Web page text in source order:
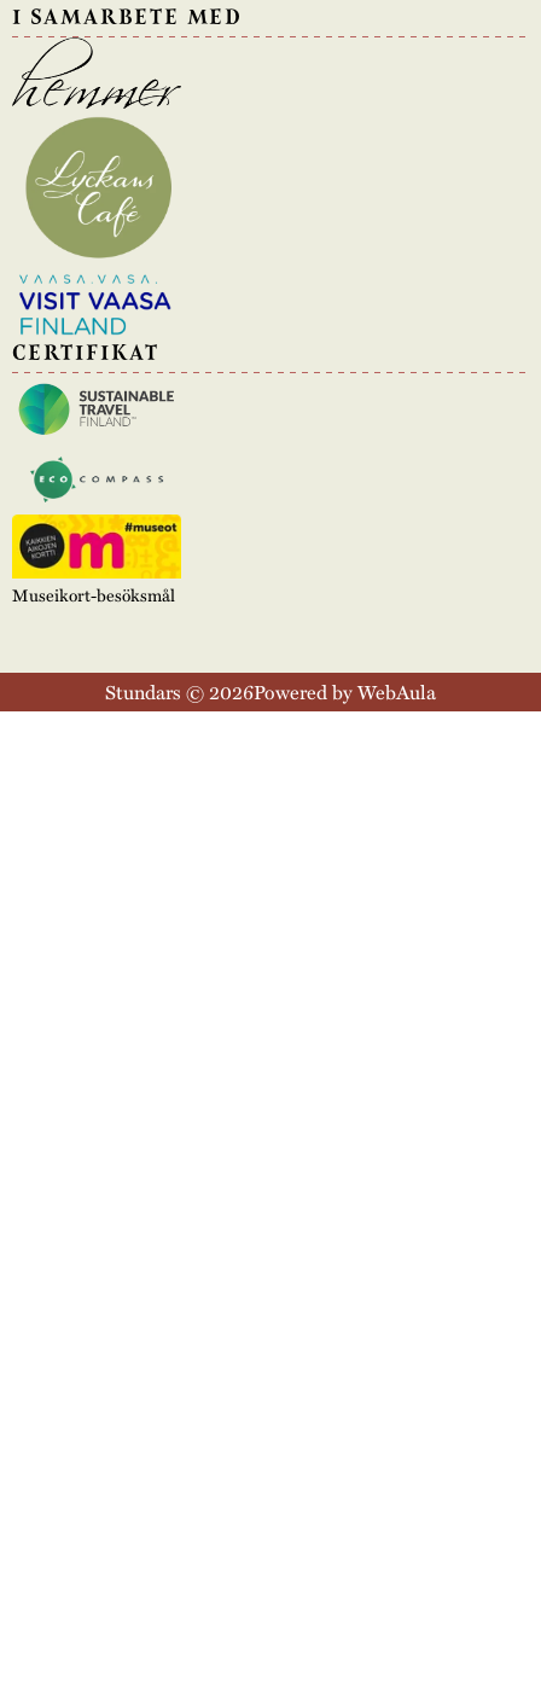
I SAMARBETE MED
CERTIFIKAT
Museikort-besöksmål
Stundars © 2026Powered by WebAula